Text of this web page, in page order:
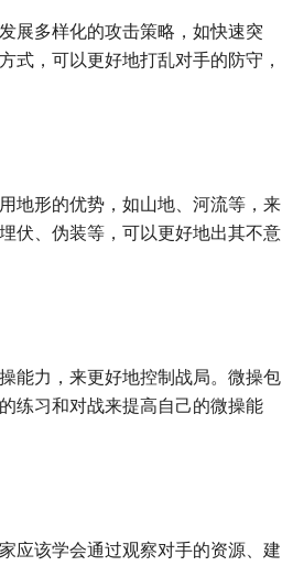
展多样化的攻击策略，如快速突
式，可以更好地打乱对手的防守，
地形的优势，如山地、河流等，来
伏、伪装等，可以更好地出其不意
能力，来更好地控制战局。微操包
练习和对战来提高自己的微操能
应该学会通过观察对手的资源、建